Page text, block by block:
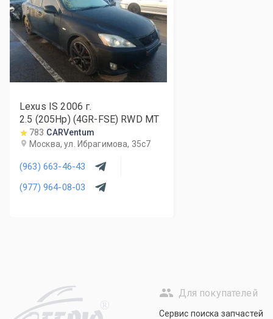
Lexus IS 2006 г.
2.5 (205Hp) (4GR-FSE) RWD MT
783 CARVentum
Москва, ул. Ибрагимова, 35с7
(963) 663-46-43
(977) 964-08-03
R
Для покупателей
Сервис поиска запчастей